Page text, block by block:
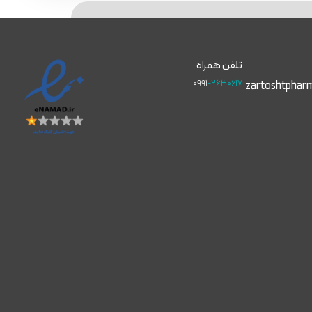
تلفن همراه
۰۹۹۱-۲۶۳۰۶۱۷